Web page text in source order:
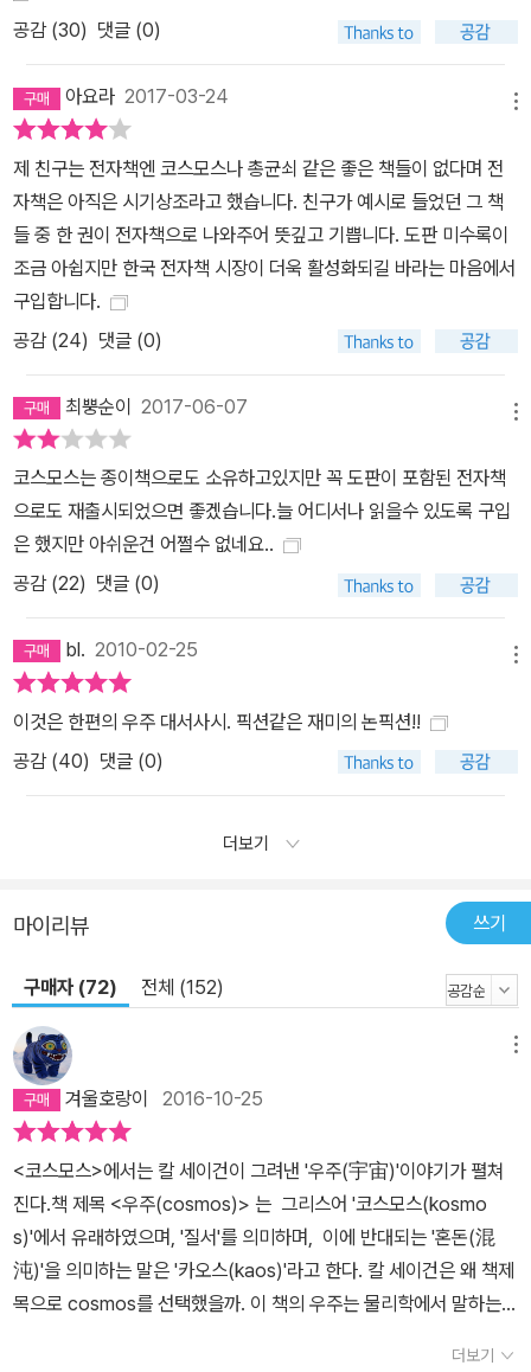
공감 (30) 댓글 (0)
아요라 2017-03-24
제 친구는 전자책엔 코스모스나 총균쇠 같은 좋은 책들이 없다며 전
자책은 아직은 시기상조라고 했습니다. 친구가 예시로 들었던 그 책
들 중 한 권이 전자책으로 나와주어 뜻깊고 기쁩니다. 도판 미수록이
조금 아쉽지만 한국 전자책 시장이 더욱 활성화되길 바라는 마음에서
구입합니다.
공감 (24) 댓글 (0)
최뿡순이 2017-06-07
코스모스는 종이책으로도 소유하고있지만 꼭 도판이 포함된 전자책
으로도 재출시되었으면 좋겠습니다.늘 어디서나 읽을수 있도록 구입
은 했지만 아쉬운건 어쩔수 없네요..
공감 (22) 댓글 (0)
bl. 2010-02-25
이것은 한편의 우주 대서사시. 픽션같은 재미의 논픽션!!
공감 (40) 댓글 (0)
더보기
마이리뷰 쓰기
구매자 (72) 전체 (152)
겨울호랑이 2016-10-25
<코스모스>에서는 칼 세이건이 그려낸 '우주(宇宙)'이야기가 펼쳐
진다.책 제목 <우주(cosmos)> 는 그리스어 '코스모스(kosmo
s)'에서 유래하였으며, '질서'를 의미하며, 이에 반대되는 '혼돈(混
沌)'을 의미하는 말은 '카오스(kaos)'라고 한다. 칼 세이건은 왜 책제
목으로 cosmos를 선택했을까. 이 책의 우주는 물리학에서 말하는
더보기